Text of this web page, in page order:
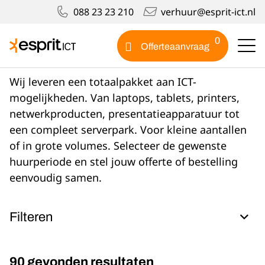
088 23 23 210 verhuur@esprit-ict.nl
Offerteaanvraag
0
Portfolio
Portfolio
Wij leveren een totaalpakket aan ICT-
mogelijkheden. Van laptops, tablets, printers,
netwerkproducten, presentatieapparatuur tot
een compleet serverpark. Voor kleine aantallen
of in grote volumes. Selecteer de gewenste
huurperiode en stel jouw offerte of bestelling
eenvoudig samen.
Filteren
90 gevonden resultaten